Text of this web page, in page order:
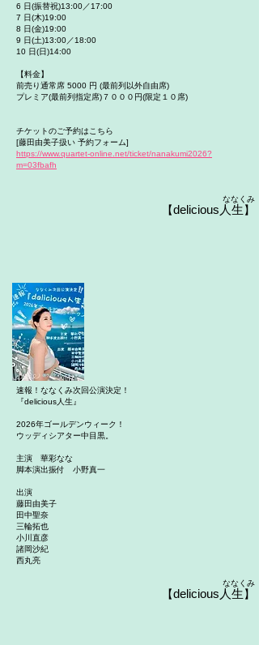
6 日(振替祝)13:00／17:00
7 日(木)19:00
8 日(金)19:00
9 日(土)13:00／18:00
10 日(日)14:00
【料金】
前売り通常席 5000 円 (最前列以外自由席)
プレミア(最前列指定席)７０００円(限定１０席)
チケットのご予約はこちら
[藤田由美子扱い 予約フォーム]
https://www.quartet-online.net/ticket/nanakumi2026?
m=03fbafh
​ななくみ
【delicious人生】
速報！ななくみ次回公演決定！
『delicious人生』
2026年ゴールデンウィーク！
ウッディシアター中目黒。
主演 華彩なな
脚本演出振付 小野真一
出演
藤田由美子
田中聖奈
三輪拓也
小川直彦
諸岡沙紀
西丸亮
​ななくみ
【delicious人生】